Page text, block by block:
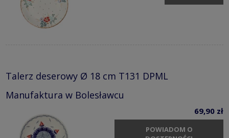
Talerz deserowy Ø 18 cm T131 DPML
Manufaktura w Bolesławcu
69,90 zł
POWIADOM O